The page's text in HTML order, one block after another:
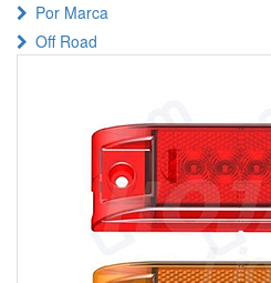
Por Marca
Off Road